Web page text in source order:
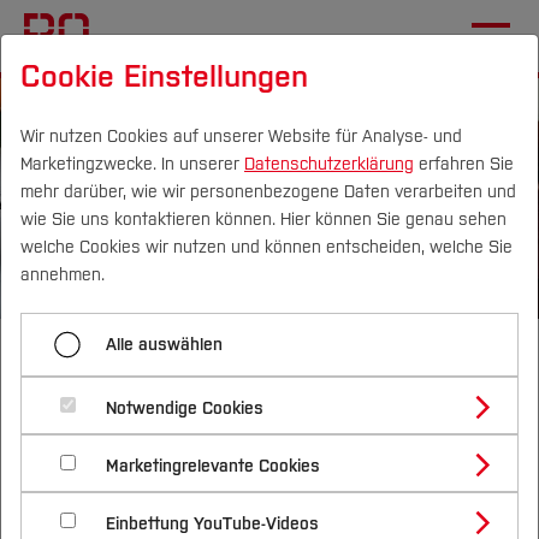
Campus Personen DE|EN Quicklinks
Studium
Studienangebote
Bachelorstudiengänge
Masterstudiengänge
Vor dem Studium
Bewerben & Einschreiben
Bewerbungsportal
Im Studium
Studienbüros und Prüfungen
Nach dem Studium
Forschung & Transfer
Profil
Forschungs- und Transferprofil
Schwerpunkte (FuT)
Beratung & Förderung
Nachhaltigkeit
Nachhaltigkeit studieren
International
Bachelor of Science
Elektrotechnik
Wie baut man ein
Cookie Einstellungen
Wir nutzen Cookies auf unserer Website für Analyse- und
Marketingzwecke. In unserer Datenschutzerklärung erfahren Sie
mehr darüber, wie wir personenbezogene Daten verarbeiten und
wie Sie uns kontaktieren können. Hier können Sie genau sehen
welche Cookies wir nutzen und können entscheiden, welche Sie
annehmen.
Alle auswählen
Notwendige Cookies
Marketingrelevante Cookies
Einbettung YouTube-Videos